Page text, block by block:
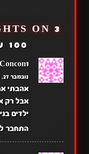
3 THOUGHTS ON “
100 עונה 3 פרק 8
Concon1
נובמבר 27, 2022 בשעה 12:03 am
אהבתי
אבל רק
ילדים בני 8?
התחבר